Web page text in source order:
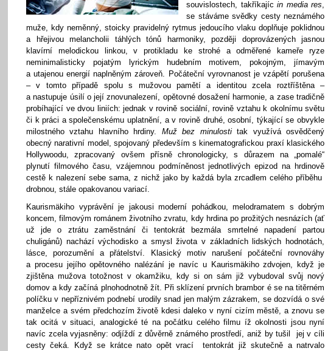
souvislostech, takříkajíc in media res,
se stáváme svědky cesty neznámého
muže, kdy neměnný, stoicky pravidelný rytmus jedoucího vlaku doplňuje poklidnou
a hřejivou melancholii táhlých tónů harmoniky, později doprovázených jasnou
klavírní melodickou linkou, v protikladu ke strohé a odměřené kameře ryze
neminimalisticky pojatým lyrickým hudebním motivem, pokojným, jímavým
a utajenou energií naplněným zároveň. Počáteční vyrovnanost je vzápětí porušena
– v tomto případě spolu s mužovou pamětí a identitou zcela roztříštěna –
a nastupuje úsilí o její znovunalezení, opětovné dosažení harmonie, a zase tradičně
probíhající ve dvou liniích: jednak v rovině sociální, rovině vztahu k okolnímu světu
či k práci a společenskému uplatnění, a v rovině druhé, osobní, týkající se obvykle
milostného vztahu hlavního hrdiny. Muž bez minulostitak využívá osvědčený
obecný narativní model, spojovaný především s kinematografickou praxí klasického
Hollywoodu, zpracovaný ovšem přísně chronologicky, s důrazem na „pomalé“
plynutí filmového času, vzájemnou podmíněnost jednotlivých epizod na hrdinově
cestě k nalezení sebe sama, z nichž jako by každá byla zrcadlem celého příběhu
drobnou, stále opakovanou variací.
Kaurismäkiho vyprávění je jakousi moderní pohádkou, melodramatem s dobrým
koncem, filmovým románem životního zvratu, kdy hrdina po prožitých nesnázích (ať
už jde o ztrátu zaměstnání či tentokrát bezmála smrtelné napadení partou
chuligánů) nachází východisko a smysl života v základních lidských hodnotách,
lásce, porozumění a přátelství. Klasický motiv narušení počáteční rovnováhy
a procesu jejího opětovného nalézání je navíc u Kaurismäkiho zdvojen, když je
zjištěna mužova totožnost v okamžiku, kdy si on sám již vybudoval svůj nový
domov a kdy začíná plnohodnotně žít. Při sklízení prvních brambor é se na titěrném
políčku v nepříznivém podnebí urodily snad jen malým zázrakem, se dozvídá o své
manželce a svém předchozím životě kdesi daleko v nyní cizím městě, a znovu se
tak ocitá v situaci, analogické té na počátku celého filmu íž okolnosti jsou nyní
navíc zcela vyjasněny: odjíždí z důvěrně známého prostředí, aniž by tušil jej v cíli
cesty čeká. Když se krátce nato opět vrací tentokrát již skutečně a natrvalo